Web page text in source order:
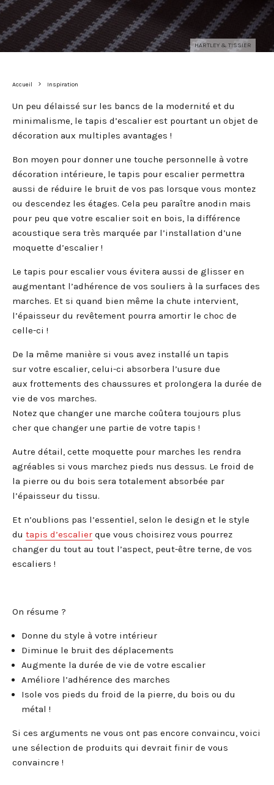
HARTLEY & TISSIER
Accueil Inspiration
Un peu délaissé sur les bancs de la modernité et du
minimalisme, le tapis d’escalier est pourtant un objet de
décoration aux multiples avantages !
Bon moyen pour donner une touche personnelle à votre
décoration intérieure, le tapis pour escalier permettra
aussi de réduire le bruit de vos pas lorsque vous montez
ou descendez les étages. Cela peu paraître anodin mais
pour peu que votre escalier soit en bois, la différence
acoustique sera très marquée par l’installation d’une
moquette d’escalier !
Le tapis pour escalier vous évitera aussi de glisser en
augmentant l’adhérence de vos souliers à la surfaces des
marches. Et si quand bien même la chute intervient,
l’épaisseur du revêtement pourra amortir le choc de
celle-ci !
De la même manière si vous avez installé un tapis
sur votre escalier, celui-ci absorbera l’usure due
aux frottements des chaussures et prolongera la durée de
vie de vos marches.
Notez que changer une marche coûtera toujours plus
cher que changer une partie de votre tapis !
Autre détail, cette moquette pour marches les rendra
agréables si vous marchez pieds nus dessus. Le froid de
la pierre ou du bois sera totalement absorbée par
l’épaisseur du tissu.
Et n’oublions pas l’essentiel, selon le design et le style
du tapis d’escalier que vous choisirez vous pourrez
changer du tout au tout l’aspect, peut-être terne, de vos
escaliers !
On résume ?
Donne du style à votre intérieur
Diminue le bruit des déplacements
Augmente la durée de vie de votre escalier
Améliore l’adhérence des marches
Isole vos pieds du froid de la pierre, du bois ou du
métal !
Si ces arguments ne vous ont pas encore convaincu, voici
une sélection de produits qui devrait finir de vous
convaincre !